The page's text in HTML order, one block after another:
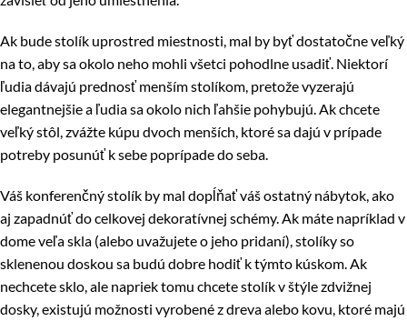
Ak bude stolík uprostred miestnosti, mal by byť dostatočne veľký
na to, aby sa okolo neho mohli všetci pohodlne usadiť. Niektorí
ľudia dávajú prednosť menším stolíkom, pretože vyzerajú
elegantnejšie a ľudia sa okolo nich ľahšie pohybujú. Ak chcete
veľký stôl, zvážte kúpu dvoch menších, ktoré sa dajú v prípade
potreby posunúť k sebe poprípade do seba.
Váš konferenčný stolík by mal dopĺňať váš ostatný nábytok, ako
aj zapadnúť do celkovej dekoratívnej schémy. Ak máte napríklad v
dome veľa skla (alebo uvažujete o jeho pridaní), stolíky so
sklenenou doskou sa budú dobre hodiť k týmto kúskom. Ak
nechcete sklo, ale napriek tomu chcete stolík v štýle zdvižnej
dosky, existujú možnosti vyrobené z dreva alebo kovu, ktoré majú